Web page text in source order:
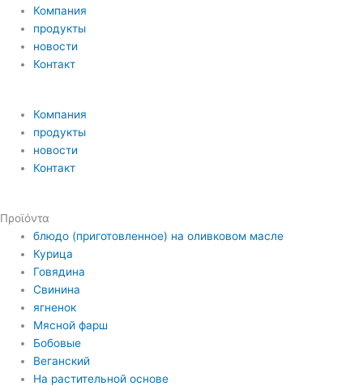
Компания
продукты
новости
Контакт
Компания
продукты
новости
Контакт
Προϊόντα
блюдо (приготовленное) на оливковом масле
Курица
Говядина
Свинина
ягненок
Мясной фарш
Бобовые
Веганский
На растительной основе